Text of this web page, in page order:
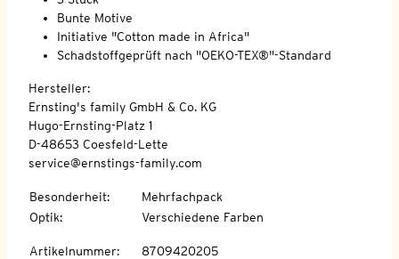
Bunte Motive
Initiative "Cotton made in Africa"
Schadstoffgeprüft nach "OEKO-TEX®"-Standard
Hersteller:
Ernsting's family GmbH & Co. KG
Hugo-Ernsting-Platz 1
D-48653 Coesfeld-Lette
service@ernstings-family.com
Besonderheit:
Mehrfachpack
Optik: Verschiedene Farben
Artikelnummer: 8709420205